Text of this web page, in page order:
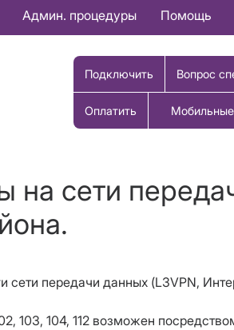
Админ. процедуры Помощь
Подключить Вопрос
Оплатить
на сети
передачи данных (L3VPN,
103, 104, 112 возможен